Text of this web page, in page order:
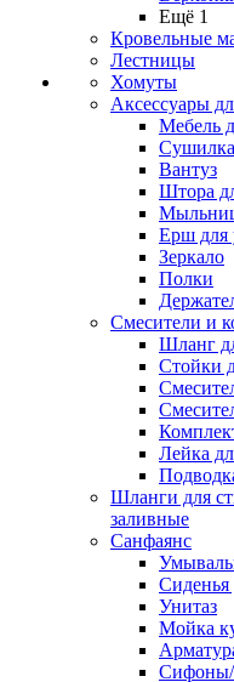
Ещё 1
Кровельные
Лестницы
Хомуты
Аксессуары
Мебель
Вантуз
Штора
Ерш для
Зеркало
Полки
Смесители и
Шланг
Стойки
Лейка
Шланги для
заливные
Санфаянс
Унитаз
Мойка